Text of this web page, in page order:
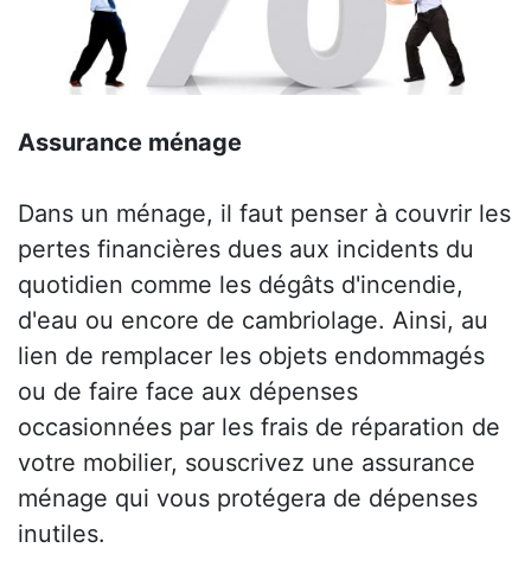
Assurance ménage
Dans un ménage, il faut penser à couvrir les
pertes financières dues aux incidents du
quotidien comme les dégâts d'incendie,
d'eau ou encore de cambriolage. Ainsi, au
lien de remplacer les objets endommagés
ou de faire face aux dépenses
occasionnées par les frais de réparation de
votre mobilier, souscrivez une assurance
ménage qui vous protégera de dépenses
inutiles.